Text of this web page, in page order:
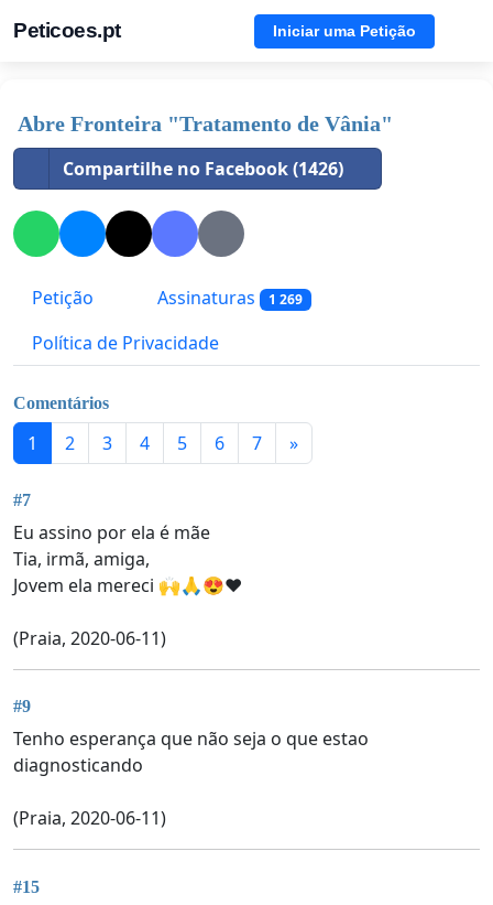
Peticoes.pt Iniciar uma Petição
Abre Fronteira "Tratamento de Vânia"
Compartilhe no Facebook (1426)
Petição Assinaturas 1 269
Política de Privacidade
Comentários
1 2 3 4 5 6 7 »
#7
Eu assino por ela é mãe
Tia, irmã, amiga,
Jovem ela mereci 🙌🙏😍❤️
(Praia, 2020-06-11)
#9
Tenho esperança que não seja o que estao
diagnosticando
(Praia, 2020-06-11)
#15